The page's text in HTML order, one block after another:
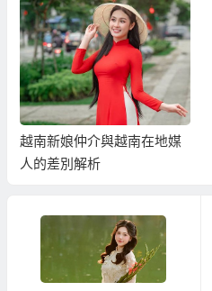
越南新娘仲介與越南在地媒
人的差別解析